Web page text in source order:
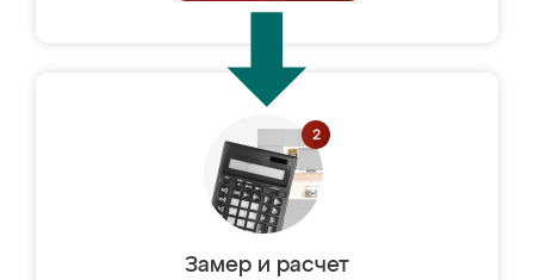
Замер и расчет